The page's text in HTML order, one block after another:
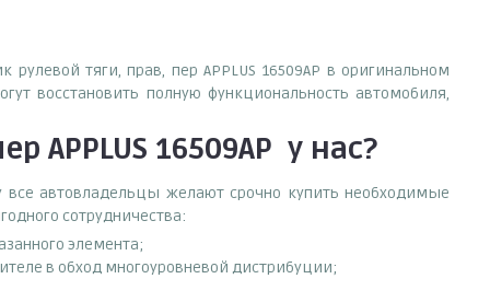
тяги, прав, пер APPLUS 16509AP в оригинальном
восстановить полную функциональность автомобиля,
APPLUS 16509AP у нас?
все автовладельцы желают срочно купить необходимые
сотрудничества:
элемента;
в обход многоуровневой дистрибуции;